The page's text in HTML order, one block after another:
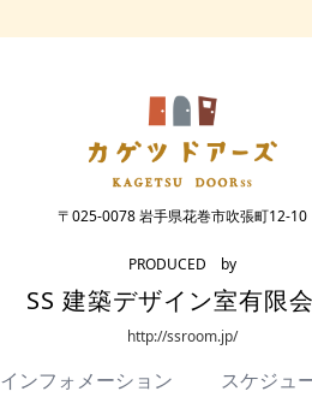
〒025-0078 岩手県花巻市吹張町12-10
PRODUCED by
SS 建築デザイン室有限
http://ssroom.jp/
インフォメーション スケジュ